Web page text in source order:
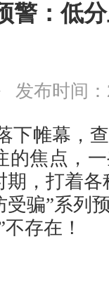
警：低
发布时间：
下帷幕，
的焦点，
期，打着
受骗”系列
存在！